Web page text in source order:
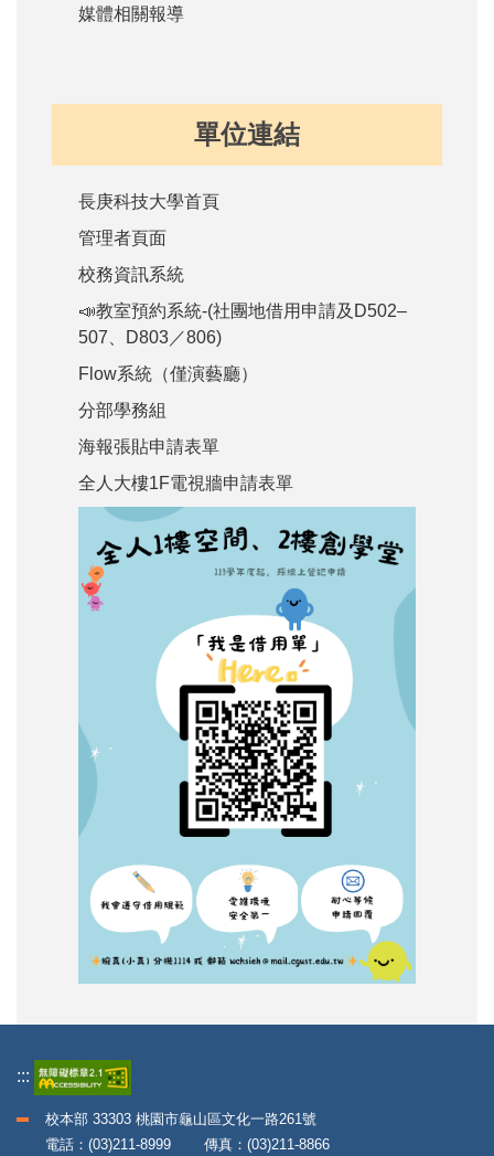
媒體相關報導
單位連結
長庚科技大學首頁
管理者頁面
校務資訊系統
📣教室預約系統-(社團地借用申請及D502–
507、D803／806)
Flow系統（僅演藝廳）
分部學務組
海報張貼申請表單
全人大樓1F電視牆申請表單
:::
校本部 33303 桃園市龜山區文化一路261號
電話：(03)211-8999 傳真：(03)211-8866